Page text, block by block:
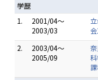
学歴
1.
2001/04～
2003/03
2.
2003/04～
2005/09